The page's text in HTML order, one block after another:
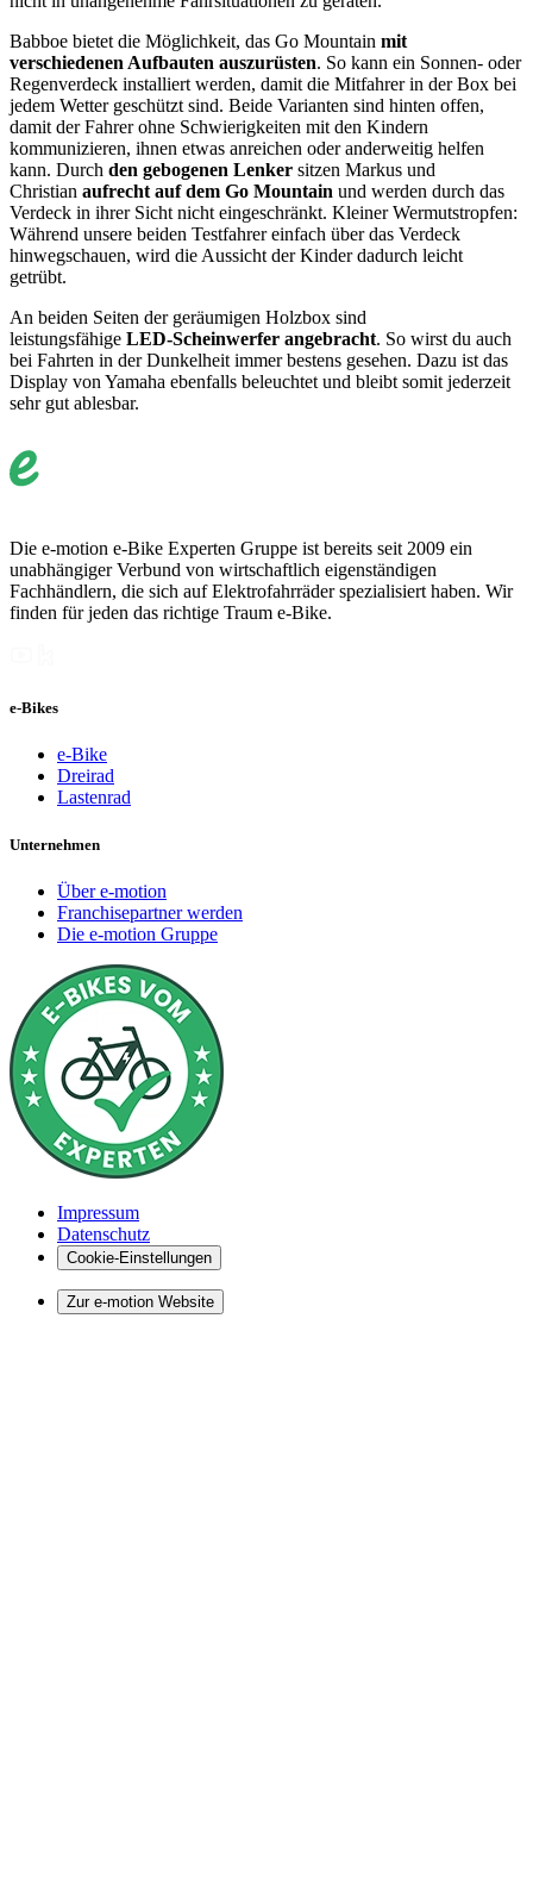
Babboe bietet die Möglichkeit, das Go Mountain mit
verschiedenen Aufbauten auszurüsten. So kann ein Sonnen- oder
Regenverdeck installiert werden, damit die Mitfahrer in der Box bei
jedem Wetter geschützt sind. Beide Varianten sind hinten offen,
damit der Fahrer ohne Schwierigkeiten mit den Kindern
kommunizieren, ihnen etwas anreichen oder anderweitig helfen
kann. Durch den gebogenen Lenker sitzen Markus und
Christian aufrecht auf dem Go Mountain und werden durch das
Verdeck in ihrer Sicht nicht eingeschränkt. Kleiner Wermutstropfen:
Während unsere beiden Testfahrer einfach über das Verdeck
hinwegschauen, wird die Aussicht der Kinder dadurch leicht
getrübt.
An beiden Seiten der geräumigen Holzbox sind
leistungsfähige LED-Scheinwerfer angebracht. So wirst du auch
bei Fahrten in der Dunkelheit immer bestens gesehen. Dazu ist das
Display von Yamaha ebenfalls beleuchtet und bleibt somit jederzeit
sehr gut ablesbar.
Die e-motion e-Bike Experten Gruppe ist bereits seit 2009 ein
unabhängiger Verbund von wirtschaftlich eigenständigen
Fachhändlern, die sich auf Elektrofahrräder spezialisiert haben. Wir
finden für jeden das richtige Traum e-Bike.
e-Bikes
e-Bike
Dreirad
Lastenrad
Unternehmen
Über e-motion
Franchisepartner werden
Die e-motion Gruppe
Impressum
Datenschutz
Cookie-Einstellungen
Zur e-motion Website